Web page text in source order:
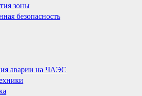
зоны
безопасность
аварии на ЧАЭС